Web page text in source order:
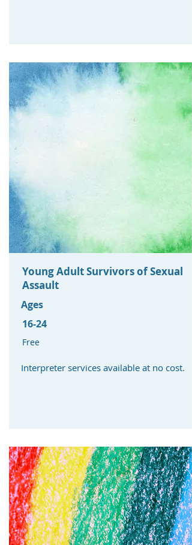
Young Adult Survivors of Sexual
Assault
Ages
16-24
Free
Interpreter services available at no cost. ​​